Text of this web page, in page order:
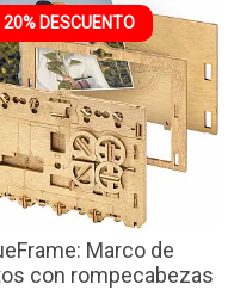
20% DESCUENTO
Marco de
con rompecabezas